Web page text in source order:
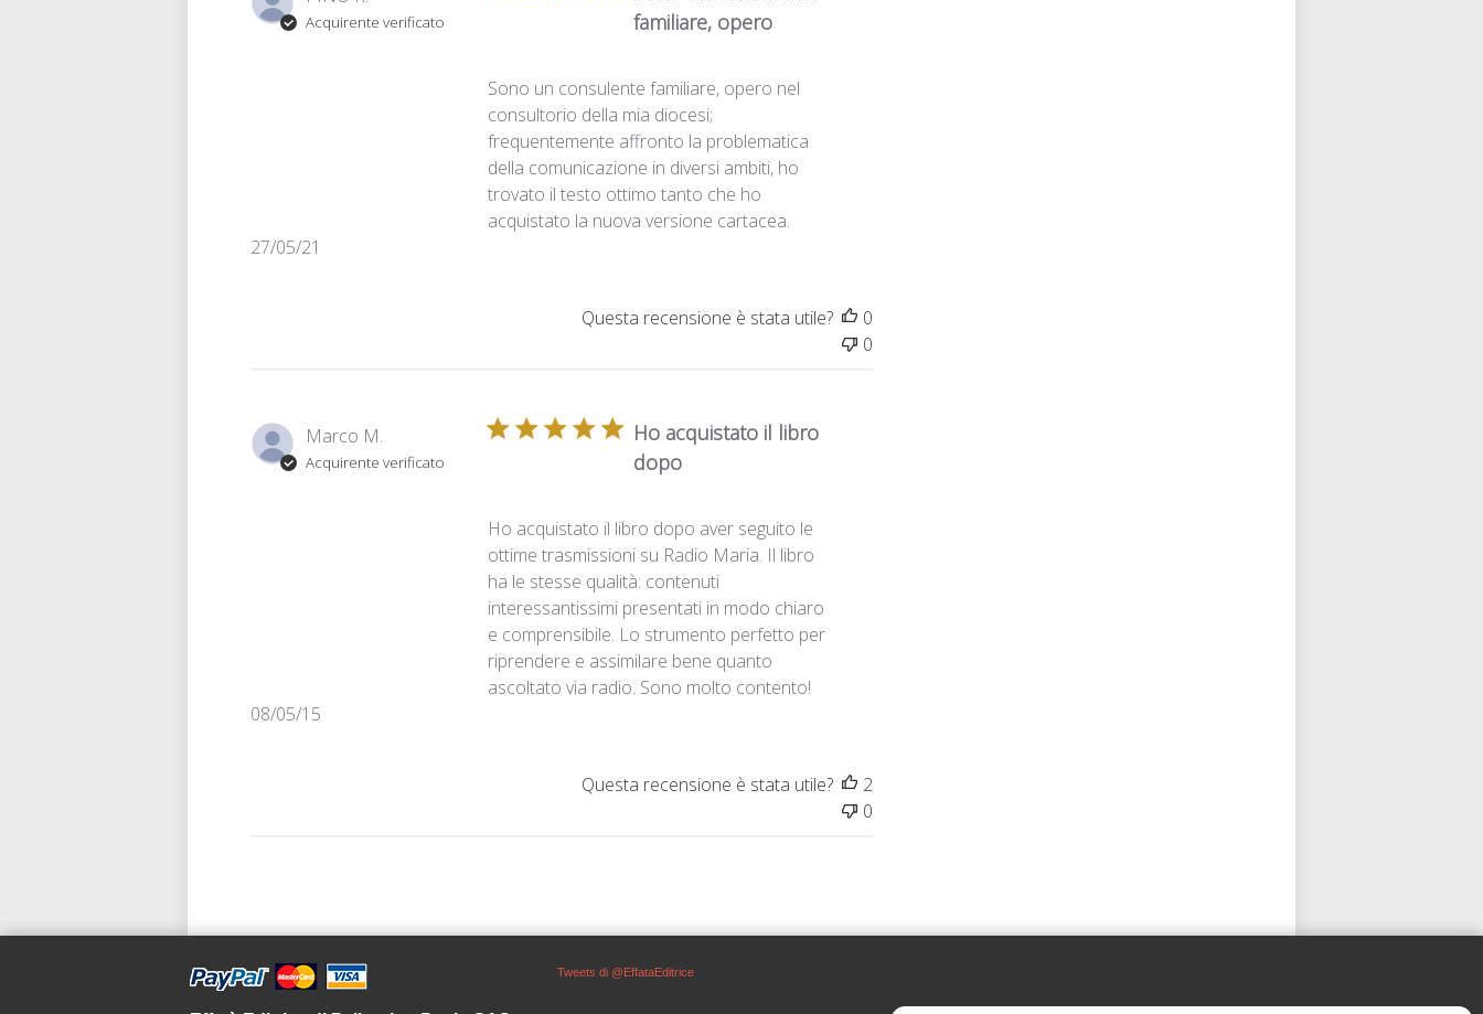
Acquirente verificato
familiare, opero
Sono un consulente familiare, opero nel
consultorio della mia diocesi;
frequentemente affronto la problematica
della comunicazione in diversi ambiti, ho
trovato il testo ottimo tanto che ho
acquistato la nuova versione cartacea.
27/05/21
Questa recensione è stata utile?
0
0
Marco M.
Acquirente verificato
Ho acquistato il libro
dopo
Ho acquistato il libro dopo aver seguito le
ottime trasmissioni su Radio Maria. Il libro
ha le stesse qualità: contenuti
interessantissimi presentati in modo chiaro
e comprensibile. Lo strumento perfetto per
riprendere e assimilare bene quanto
ascoltato via radio. Sono molto contento!
08/05/15
Questa recensione è stata utile?
2
0
Tweets di @EffataEditrice